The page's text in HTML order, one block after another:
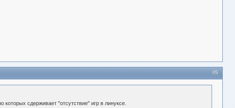
#5
сдерживает "отсутствие" игр в линуксе.